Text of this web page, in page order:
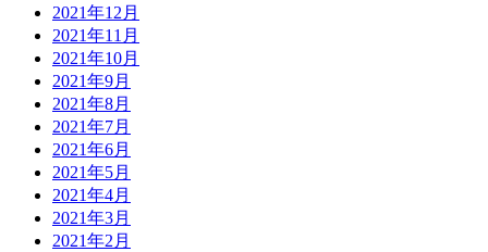
2021年12月
2021年11月
2021年10月
2021年9月
2021年8月
2021年7月
2021年6月
2021年5月
2021年4月
2021年3月
2021年2月